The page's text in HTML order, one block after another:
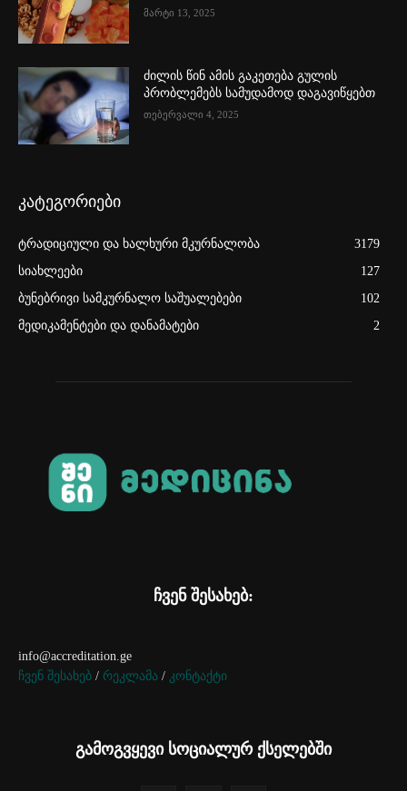
მარტი 13, 2025
ძილის წინ ამის გაკეთება გულის
პრობლემებს სამუდამოდ დაგავიწყებთ
თებერვალი 4, 2025
კატეგორიები
ტრადიციული და ხალხური მკურნალობა
3179
სიახლეები
127
ბუნებრივი სამკურნალო საშუალებები
102
მედიკამენტები და დანამატები
2
ჩვენ შესახებ:
info@accreditation.ge
ჩვენ შესახებ / რეკლამა / კონტაქტი
გამოგვყევი სოციალურ ქსელებში